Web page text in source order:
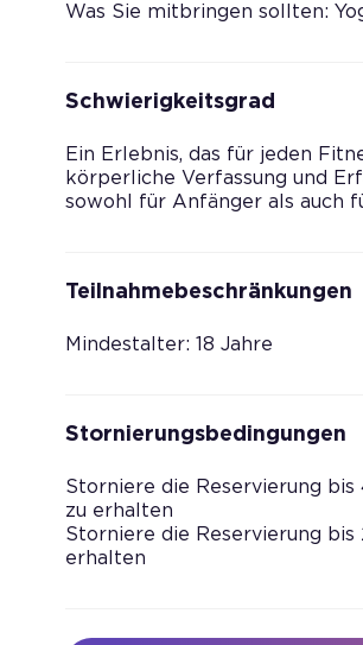
Was Sie mitbringen sollten:
Schwierigkeitsgrad
Ein Erlebnis, das für jeden
körperliche Verfassung und
sowohl für Anfänger als auch
Teilnahmebeschränkungen
Mindestalter: 18 Jahre
Stornierungsbedingungen
Storniere die Reservierung
zu erhalten
Storniere die Reservierung
erhalten